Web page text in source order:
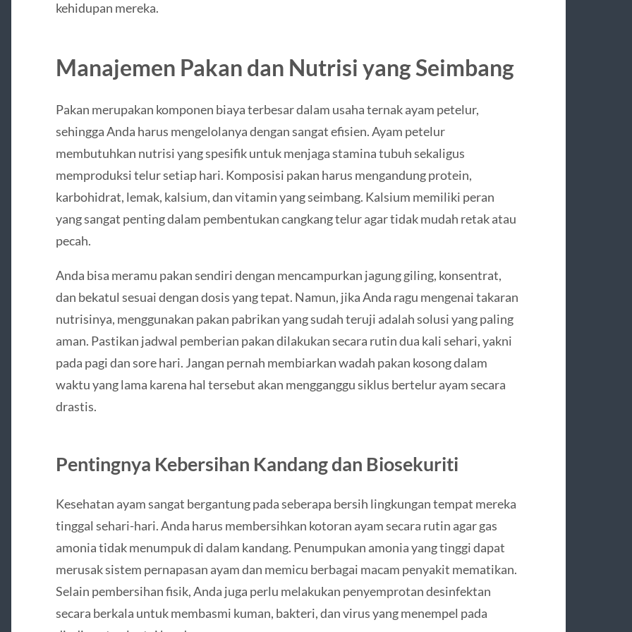
kehidupan mereka.
Manajemen Pakan dan Nutrisi yang Seimbang
Pakan merupakan komponen biaya terbesar dalam usaha ternak ayam petelur,
sehingga Anda harus mengelolanya dengan sangat efisien. Ayam petelur
membutuhkan nutrisi yang spesifik untuk menjaga stamina tubuh sekaligus
memproduksi telur setiap hari. Komposisi pakan harus mengandung protein,
karbohidrat, lemak, kalsium, dan vitamin yang seimbang. Kalsium memiliki peran
yang sangat penting dalam pembentukan cangkang telur agar tidak mudah retak atau
pecah.
Anda bisa meramu pakan sendiri dengan mencampurkan jagung giling, konsentrat,
dan bekatul sesuai dengan dosis yang tepat. Namun, jika Anda ragu mengenai takaran
nutrisinya, menggunakan pakan pabrikan yang sudah teruji adalah solusi yang paling
aman. Pastikan jadwal pemberian pakan dilakukan secara rutin dua kali sehari, yakni
pada pagi dan sore hari. Jangan pernah membiarkan wadah pakan kosong dalam
waktu yang lama karena hal tersebut akan mengganggu siklus bertelur ayam secara
drastis.
Pentingnya Kebersihan Kandang dan Biosekuriti
Kesehatan ayam sangat bergantung pada seberapa bersih lingkungan tempat mereka
tinggal sehari-hari. Anda harus membersihkan kotoran ayam secara rutin agar gas
amonia tidak menumpuk di dalam kandang. Penumpukan amonia yang tinggi dapat
merusak sistem pernapasan ayam dan memicu berbagai macam penyakit mematikan.
Selain pembersihan fisik, Anda juga perlu melakukan penyemprotan desinfektan
secara berkala untuk membasmi kuman, bakteri, dan virus yang menempel pada